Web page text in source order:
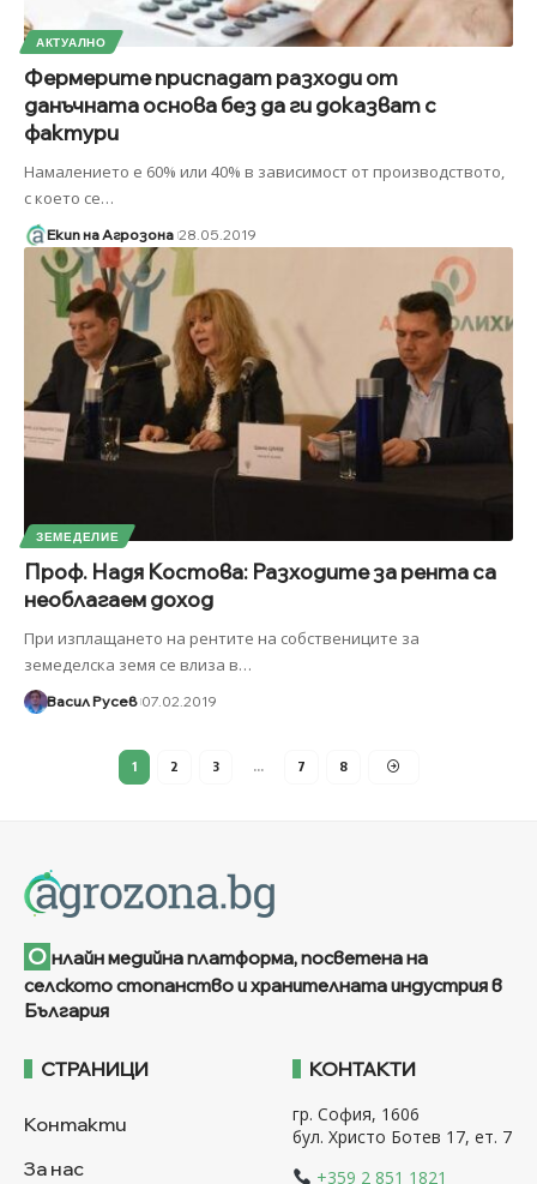
АКТУАЛНО
Фермерите приспадат разходи от
данъчната основа без да ги доказват с
фактури
Намалението е 60% или 40% в зависимост от производството,
с което се…
Екип на Агрозона 28.05.2019
ЗЕМЕДЕЛИЕ
Проф. Надя Костова: Разходите за рента са
необлагаем доход
При изплащането на рентите на собствениците за
земеделска земя се влиза в…
Васил Русев 07.02.2019
1 2 3 … 7 8
О нлайн медийна платформа, посветена на
селското стопанство и хранителната индустрия в
България
СТРАНИЦИ
Контакти
За нас
КОНТАКТИ
гр. София, 1606
бул. Христо Ботев 17, ет. 7
+359 2 851 1821